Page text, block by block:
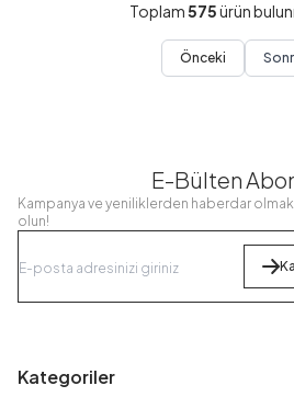
Toplam575ürün
Önceki
E-Bülten
Kampanya ve yeniliklerden haberdar
olun!
Kategoriler